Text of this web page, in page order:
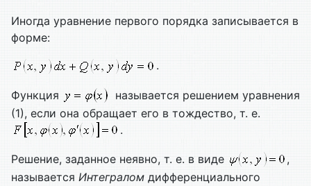
Иногда уравнение первого порядка записывается в
форме:
.
Функция
называется решением уравнения
(1), если она обращает его в тождество, т. е.
.
Решение, заданное неявно, т. е. в виде
,
называется Интегралом дифференциального